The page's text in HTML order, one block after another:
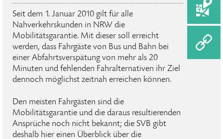
Seit dem 1. Januar 2010 gilt für alle
Nahverkehrskunden in NRW die
Mobilitätsgarantie. Mit dieser soll erreicht
werden, dass Fahrgäste von Bus und Bahn bei
einer Abfahrtsverspätung von mehr als 20
Minuten und fehlenden Fahralternativen ihr Ziel
dennoch möglichst zeitnah erreichen können.
Den meisten Fahrgästen sind die
Mobilitätsgarantie und die daraus resultierenden
Ansprüche noch nicht bekannt; die SVB gibt
deshalb hier einen Überblick über die